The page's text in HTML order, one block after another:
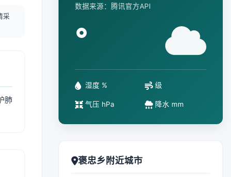
采
肺
数据来源：腾讯官方API
°
湿度 % 级
气压 hPa 降水 mm
褒忠乡附近城市